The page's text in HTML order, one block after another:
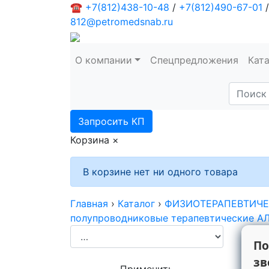
☎ +7(812)438-10-48 / +7(812)490-67-01 /
812@petromedsnab.ru
О компании Спецпредложения
Запросить КП
Корзина ×
В корзине нет ни одного товара
Главная › Каталог ›
полупроводниковые терапевтические